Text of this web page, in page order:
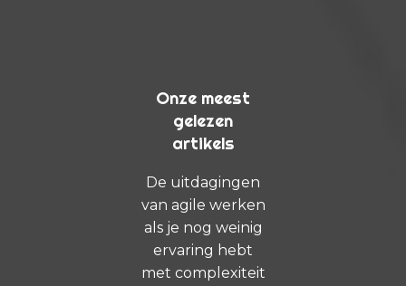
Onze meest
gelezen
artikels
De uitdagingen
van agile werken
als je nog weinig
ervaring hebt
met complexiteit